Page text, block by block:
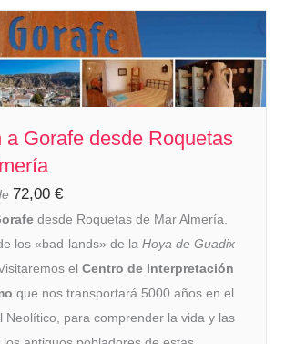
a Gorafe desde Roquetas
72,00 €
desde Roquetas de Mar Almería.
los «bad-lands» de la Hoya de Guadix
el Centro de Interpretación
que nos transportará 5000 años en el
Neolítico, para comprender la vida y las